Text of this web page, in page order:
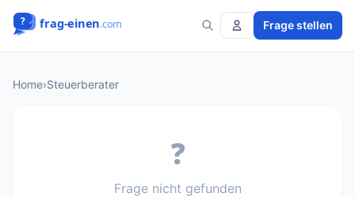
Frage stellen
Home›Steuerberater
❓
Frage nicht gefunden